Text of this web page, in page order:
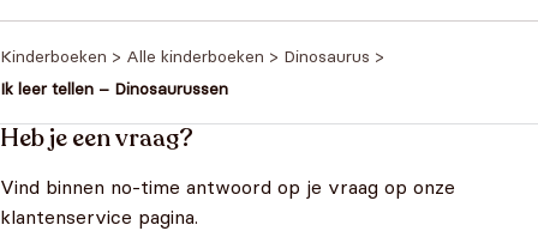
Kinderboeken > Alle kinderboeken > Dinosaurus >
Ik leer tellen – Dinosaurussen
Heb je een vraag?
Vind binnen no-time antwoord op je vraag op onze
klantenservice pagina.